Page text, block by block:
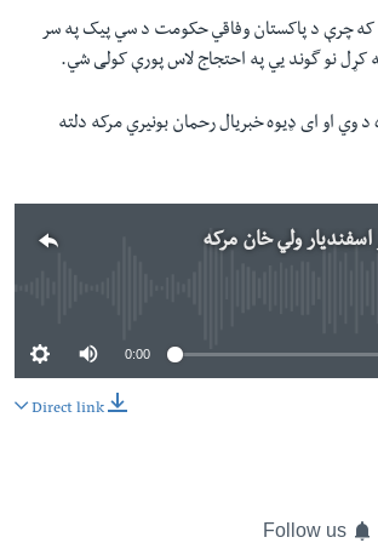
که چرې د پاکستان وفاقي حکومت د سي پیک په سر
کړل نو گوند يي په احتجاج لاس پورې کولی شي.
د وي او ای ډیوه خبریال رحمان بونیري مرکه دلته
ولي خان مرکه
0:00
Direct link
Follow us